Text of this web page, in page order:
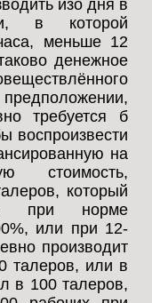
изо дня в
в которой
меньше 12
денежное
требуется б
воспроизвести
на
стоимость,
который
при норме
или при 12-
производит
талеров, или в
в 100 талеров,